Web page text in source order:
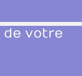
de votre